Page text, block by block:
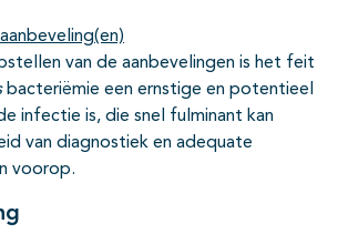
van de aanbevelingen is het feit
bacteriëmie een ernstige en potentieel
infectie is, die snel fulminant kan
van diagnostiek en adequate
voorop.